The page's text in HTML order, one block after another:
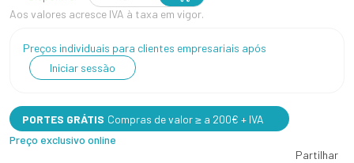
Aos valores acresce IVA à taxa em vigor.
Preços individuais para clientes empresariais após
Iniciar sessão
PORTES GRÁTIS Compras de valor ≥ a 200€ + IVA
Preço exclusivo online
Partilhar